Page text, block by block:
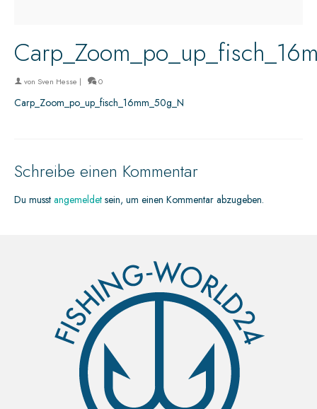
von Sven Hesse | 0
Carp_Zoom_po_up_fisch_16mm_50g_N
Schreibe einen Kommentar
Du musst angemeldet sein, um einen Kommentar abzugeben.